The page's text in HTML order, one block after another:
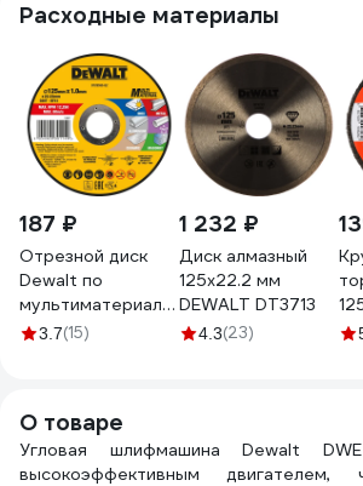
Расходные материалы
187 ₽
Отрезной диск
Dewalt по
мультиматериалу
125x1 мм,
3.7(15)
1 232 ₽
Диск алмазный
125х22.2 мм
DEWALT DT3713
4.3(23)
О товаре
Угловая шлифмашина Dewalt
высокоэффективным двигателем,